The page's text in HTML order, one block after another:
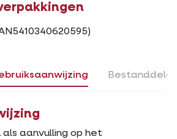
aanvulling op het